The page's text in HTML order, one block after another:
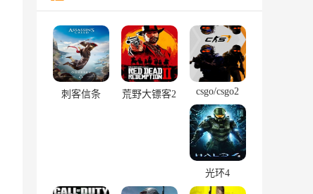
刺客信条 荒野大镖客2 csgo/csgo2
光环4